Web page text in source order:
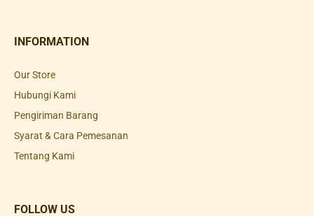
INFORMATION
Our Store
Hubungi Kami
Pengiriman Barang
Syarat & Cara Pemesanan
Tentang Kami
FOLLOW US